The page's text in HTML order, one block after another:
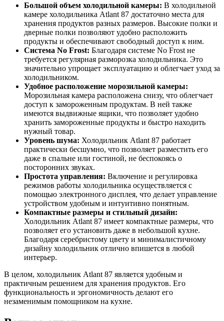
Большой объем холодильной камеры: В холодильной
камере холодильника Atlant 87 достаточно места для
хранения продуктов разных размеров. Высокие полки и
дверные полки позволяют удобно расположить
продукты и обеспечивают свободный доступ к ним.
Система No Frost: Благодаря системе No Frost не
требуется регулярная разморозка холодильника. Это
значительно упрощает эксплуатацию и облегчает уход за
холодильником.
Удобное расположение морозильной камеры:
Морозильная камера расположена снизу, что облегчает
доступ к замороженным продуктам. В ней также
имеются выдвижные ящики, что позволяет удобно
хранить замороженные продукты и быстро находить
нужный товар.
Уровень шума: Холодильник Atlant 87 работает
практически бесшумно, что позволяет разместить его
даже в спальне или гостиной, не беспокоясь о
посторонних звуках.
Простота управления: Включение и регулировка
режимов работы холодильника осуществляется с
помощью электронного дисплея, что делает управление
устройством удобным и интуитивно понятным.
Компактные размеры и стильный дизайн:
Холодильник Atlant 87 имеет компактные размеры, что
позволяет его установить даже в небольшой кухне.
Благодаря серебристому цвету и минималистичному
дизайну холодильник отлично впишется в любой
интерьер.
В целом, холодильник Atlant 87 является удобным и
практичным решением для хранения продуктов. Его
функциональность и эргономичность делают его
незаменимым помощником на кухне.